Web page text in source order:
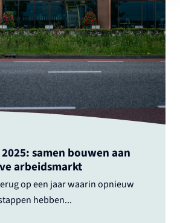
samen bouwen aan
arbeidsmarkt
op een jaar waarin opnieuw
hebben...